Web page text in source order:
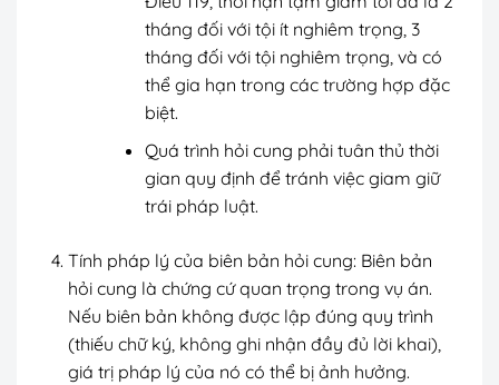
tháng đối với tội ít nghiêm trọng, 3
tháng đối với tội nghiêm trọng, và có
thể gia hạn trong các trường hợp đặc
biệt.
Quá trình hỏi cung phải tuân thủ thời
gian quy định để tránh việc giam giữ
trái pháp luật.
Tính pháp lý của biên bản hỏi cung: Biên bản
hỏi cung là chứng cứ quan trọng trong vụ án.
Nếu biên bản không được lập đúng quy trình
(thiếu chữ ký, không ghi nhận đầy đủ lời khai),
giá trị pháp lý của nó có thể bị ảnh hưởng.